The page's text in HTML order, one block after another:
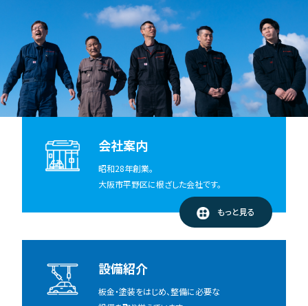
会社案内
昭和28年創業。
大阪市平野区に根ざした会社です。
もっと見る
設備紹介
板金・塗装をはじめ、整備に必要な